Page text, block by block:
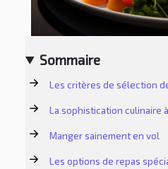
Sommaire
Les critères de sélection
La sophistication culinaire
Manger sainement en vol
Les options de repas